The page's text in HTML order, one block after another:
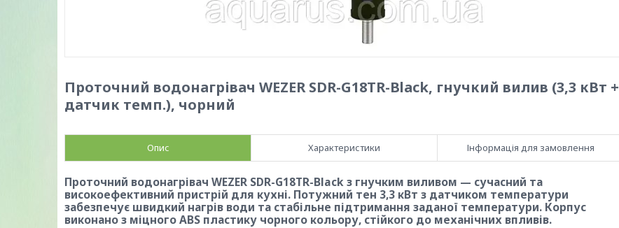
Проточний водонагрівач WEZER SDR-G18TR-Black, гнучкий вилив (3,3 кВт +
датчик темп.), чорний
Опис Характеристики Інформація для замовлення
Проточний водонагрівач WEZER SDR-G18TR-Black з гнучким виливом — сучасний та
високоефективний пристрій для кухні. Потужний тен 3,3 кВт з датчиком температури
забезпечує швидкий нагрів води та стабільне підтримання заданої температури. Корпус
виконано з міцного ABS пластику чорного кольору, стійкого до механічних впливів.